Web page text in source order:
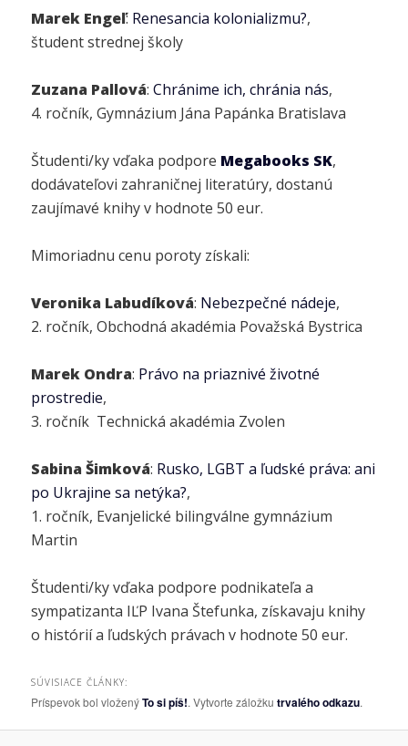
Marek Engeľ: Renesancia kolonializmu?,
študent strednej školy
Zuzana Pallová:Chránime ich, chránia nás,
4. ročník, Gymnázium Jána Papánka Bratislava
Študenti/ky vďaka podpore Megabooks SK,
dodávateľovi zahraničnej literatúry, dostanú
zaujímavé knihy v hodnote 50 eur.
Mimoriadnu cenu poroty získali:
Veronika Labudíková: Nebezpečné nádeje,
2. ročník, Obchodná akadémia Považská Bystrica
Marek Ondra: Právo na priaznivé životné
prostredie,
3. ročník Technická akadémia Zvolen
Sabina Šimková: Rusko, LGBTa ľudské práva: ani
po Ukrajine sa netýka?,
1. ročník, Evanjelické bilingválne gymnázium
Martin
Študenti/ky vďaka podpore podnikateľa a
sympatizanta IĽP Ivana Štefunka, získavaju knihy
o histórií a ľudských právach v hodnote 50 eur.
SÚVISIACE ČLÁNKY:
Príspevok bol vloženýTo si píš!. Vytvorte záložkutrvalého odkazu.